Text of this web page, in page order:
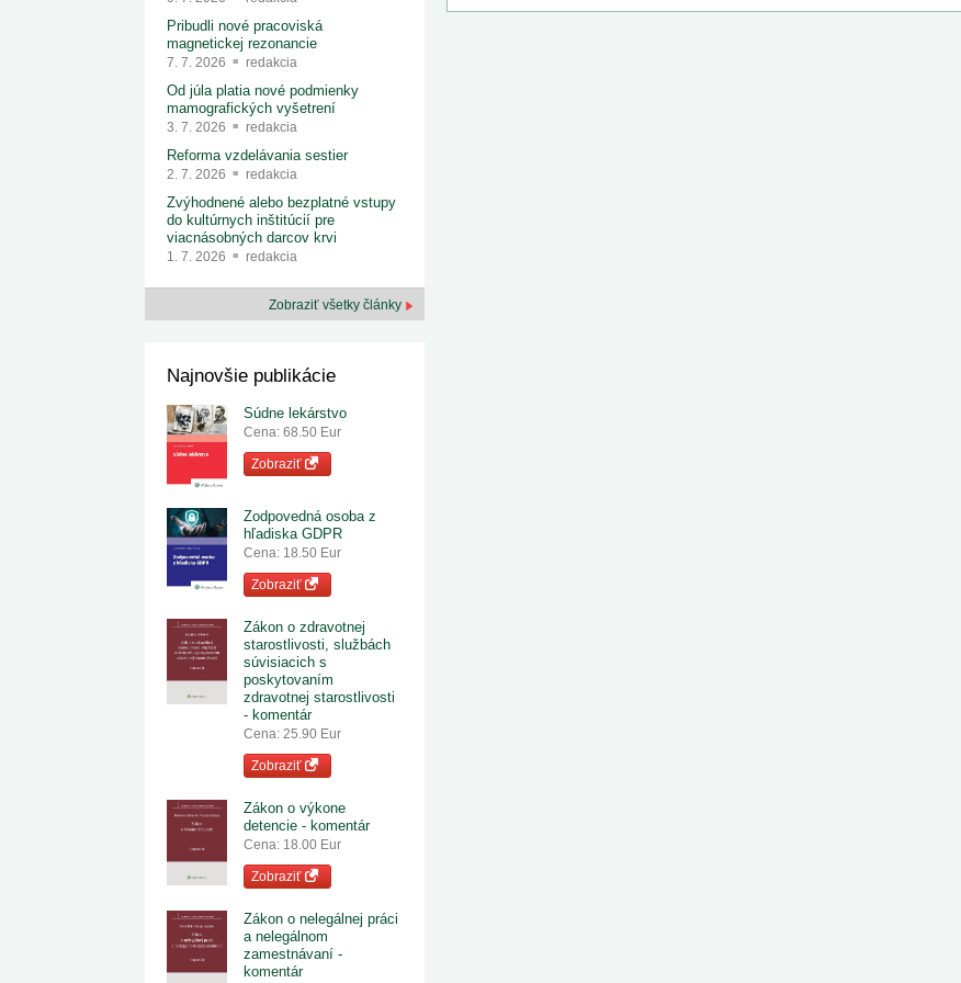
Pribudli nové pracoviská
magnetickej rezonancie
7. 7. 2026 redakcia
Od júla platia nové podmienky
mamografických vyšetrení
3. 7. 2026 redakcia
Reforma vzdelávania sestier
2. 7. 2026 redakcia
Zvýhodnené alebo bezplatné vstupy
do kultúrnych inštitúcií pre
viacnásobných darcov krvi
1. 7. 2026 redakcia
Zobraziť všetky články
Najnovšie publikácie
Súdne lekárstvo
Cena: 68.50 Eur
Zobraziť
Zodpovedná osoba z
hľadiska GDPR
Cena: 18.50 Eur
Zobraziť
Zákon o zdravotnej
starostlivosti, službách
súvisiacich s
poskytovaním
zdravotnej starostlivosti
- komentár
Cena: 25.90 Eur
Zobraziť
Zákon o výkone
detencie - komentár
Cena: 18.00 Eur
Zobraziť
Zákon o nelegálnej práci
a nelegálnom
zamestnávaní -
komentár